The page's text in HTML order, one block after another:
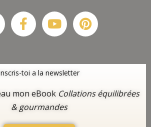
Facebook-
f
YoutubePinterest
toi a la newsletter
mon eBook Collations équilibrées
& gourmandes